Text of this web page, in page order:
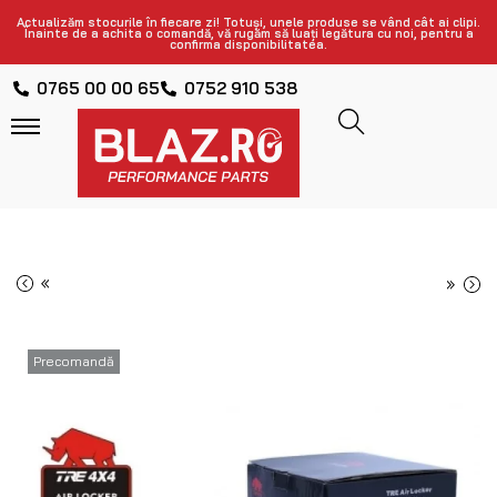
Actualizăm stocurile în fiecare zi! Totuși, unele produse se vând cât ai clipi.
Înainte de a achita o comandă, vă rugăm să luați legătura cu noi, pentru a
confirma disponibilitatea.
0765 00 00 65 0752 910 538
« »
Precomandă